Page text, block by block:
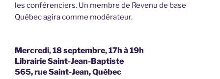
les conférenciers. Un membre de Revenu de base
Québec agira comme modérateur.
Mercredi, 18 septembre, 17h à 19h
Librairie Saint-Jean-Baptiste
565, rue Saint-Jean, Québec